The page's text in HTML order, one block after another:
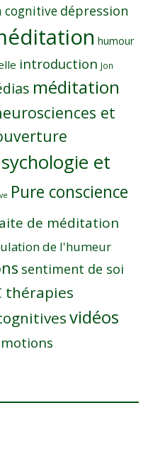
cognitive dépression
humour
introduction Jon
méditation
et
et
Pure conscience
de méditation
de l'humeur
sentiment de soi
thérapies
vidéos